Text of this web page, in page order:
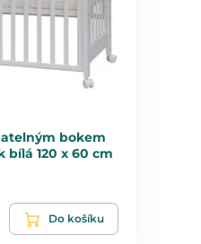
bokem
bílá 120 x 60 cm
Do košíku